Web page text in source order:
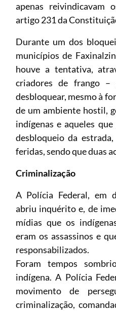
apenas reivindicavam
artigo 231 da
Durante um dos
municípios de
houve a tentativa,
criadores de frango
desbloquear, mesmo à
de um ambiente hostil,
indígenas e aqueles
desbloqueio da
feridas, sendo que duas
Criminalização
A Polícia Federal, em
abriu inquérito e, de
mídias que os
eram os assassinos e
responsabilizados.
Foram tempos
indígena. A Polícia
movimento de
criminalização,